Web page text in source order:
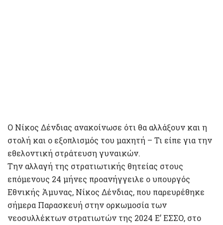
Ο Νίκος Δένδιας ανακοίνωσε ότι θα αλλάξουν και η
στολή και ο εξοπλισμός του μαχητή – Τι είπε για την
εθελοντική στράτευση γυναικών.
Την αλλαγή της στρατιωτικής θητείας στους
επόμενους 24 μήνες προανήγγειλε ο υπουργός
Εθνικής Άμυνας, Νίκος Δένδιας, που παρευρέθηκε
σήμερα Παρασκευή στην ορκωμοσία των
νεοσυλλέκτων στρατιωτών της 2024 Ε’ ΕΣΣΟ, στο